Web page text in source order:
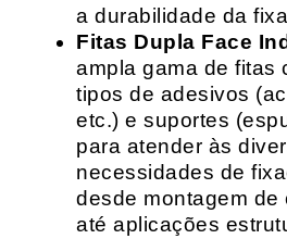
a durabilidade da
Fitas Dupla Face
ampla gama de fitas
tipos de adesivos
etc.) e suportes
para atender às
necessidades de
desde montagem de
até aplicações